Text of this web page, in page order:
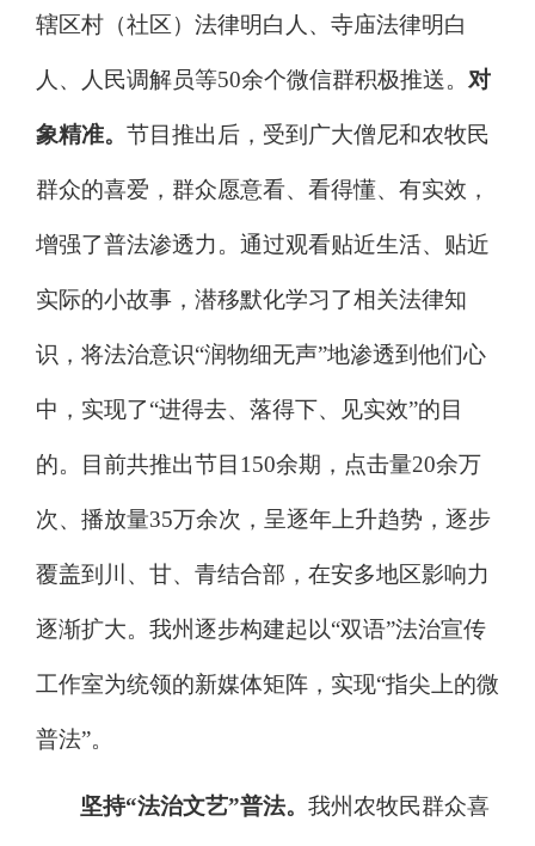
辖区村（社区）法律明白人、寺庙法律明白
人、人民调解员等50余个微信群积极推送。 对
象精准。 节目推出后，受到广大僧尼和农牧民
群众的喜爱，群众愿意看、看得懂、有实效，
增强了普法渗透力。通过观看贴近生活、贴近
实际的小故事，潜移默化学习了相关法律知
识，将法治意识“润物细无声”地渗透到他们心
中，实现了“进得去、落得下、见实效”的目
的。目前共推出节目 150余期，点击量20余万
次、播放量35万余次，呈逐年上升趋势，逐步
覆盖到川、甘、青结合部，在安多地区影响力
逐渐扩大。我州逐步构建起以“双语”法治宣传
工作室为统领的新媒体矩阵，实现“指尖上的微
普法”。
坚持“法治文艺”普法。我州农牧民群众喜